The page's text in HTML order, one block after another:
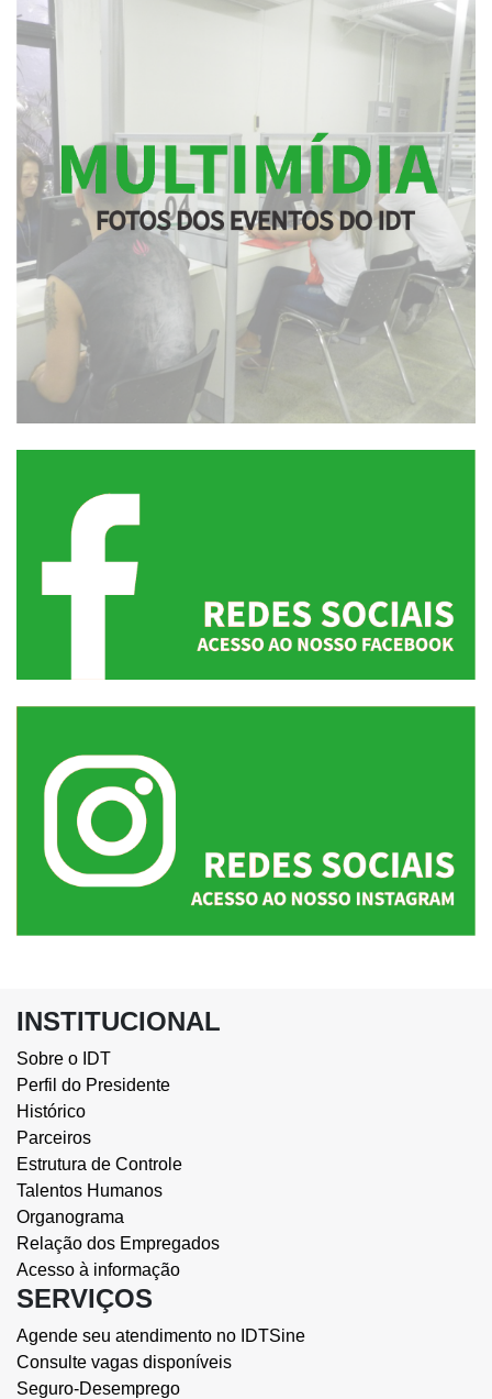
INSTITUCIONAL
Sobre o IDT
Perfil do Presidente
Histórico
Parceiros
Estrutura de Controle
Talentos Humanos
Organograma
Relação dos Empregados
Acesso à informação
SERVIÇOS
Agende seu atendimento no IDTSine
Consulte vagas disponíveis
Seguro-Desemprego